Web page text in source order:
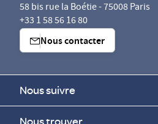
58 bis rue la Boétie - 75008 Paris
+33 1 58 56 16 80
Nous contacter
Nous suivre